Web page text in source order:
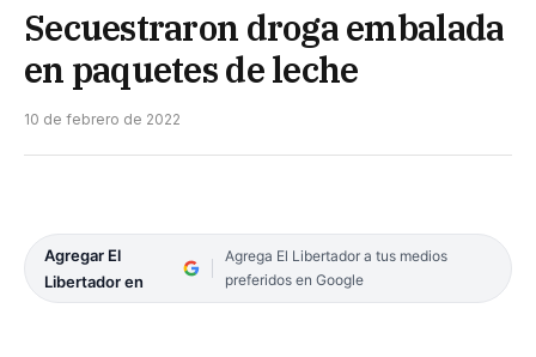
Secuestraron droga embalada
en paquetes de leche
10 de febrero de 2022
Agregar El
Libertador en
Agrega El Libertador a tus medios
preferidos en Google